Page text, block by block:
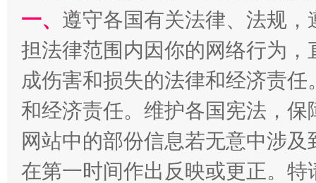
习近平的博鳌关键词
魏明亮
一、 遵守各国有关法律、法规
担法律范围内因你的网络行为
成伤害和损失的法律和经济责
和经济责任。维护各国宪法，
网站中的部份信息若无意中涉
在第一时间作出反映或更正。